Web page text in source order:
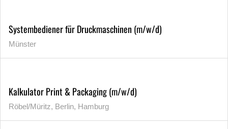
Systembediener für Druckmaschinen (m/w/d)
Münster
Kalkulator Print & Packaging (m/w/d)
Röbel/Müritz, Berlin, Hamburg